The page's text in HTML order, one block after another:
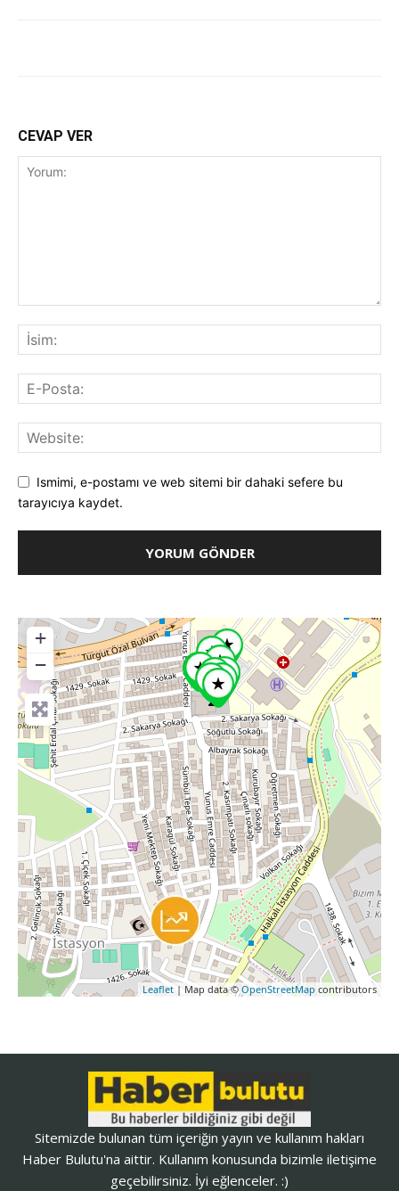
CEVAP VER
Ismimi, e-postamı ve web sitemi bir dahaki sefere bu
tarayıcıya kaydet.
+
−
Leaflet | Map data © OpenStreetMap contributors
Sitemizde bulunan tüm içeriğin yayın ve kullanım hakları
Haber Bulutu'na aittir. Kullanım konusunda bizimle iletişime
geçebilirsiniz. İyi eğlenceler. :)